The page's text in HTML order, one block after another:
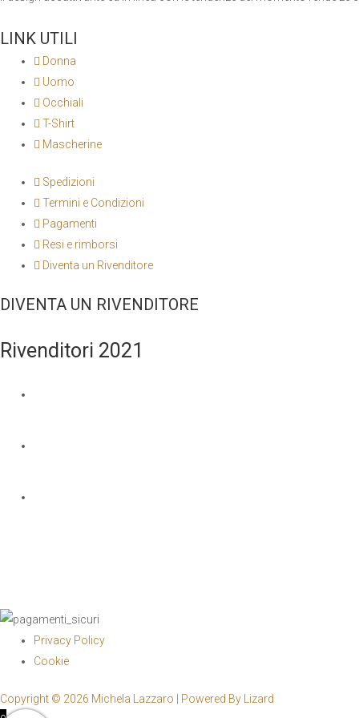
LINK UTILI
Donna
Uomo
Occhiali
T-Shirt
Mascherine
Spedizioni
Termini e Condizioni
Pagamenti
Resi e rimborsi
Diventa un Rivenditore
DIVENTA UN RIVENDITORE
Rivenditori 2021
Privacy Policy
Cookie
Copyright © 2026 Michela Lazzaro | Powered By Lizard